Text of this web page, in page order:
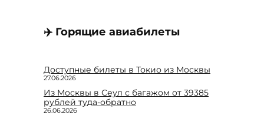
✈️ Горящие авиабилеты
Доступные билеты в Токио из Москвы
27.06.2026
Из Москвы в Сеул с багажом от 39385
рублей туда-обратно
26.06.2026